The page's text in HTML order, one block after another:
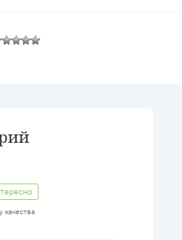
качества